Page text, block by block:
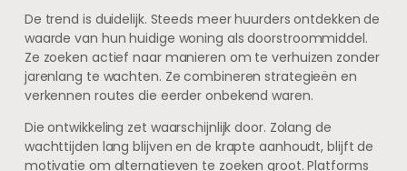
De trend is duidelijk. Steeds meer huurders ontdekken de
waarde van hun huidige woning als doorstroommiddel.
Ze zoeken actief naar manieren om te verhuizen zonder
jarenlang te wachten. Ze combineren strategieën en
verkennen routes die eerder onbekend waren.
Die ontwikkeling zet waarschijnlijk door. Zolang de
wachttijden lang blijven en de krapte aanhoudt, blijft de
motivatie om alternatieven te zoeken groot. Platforms